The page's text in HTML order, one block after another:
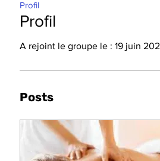
Profil
A rejoint le groupe le : 19 juin
Posts
Profil